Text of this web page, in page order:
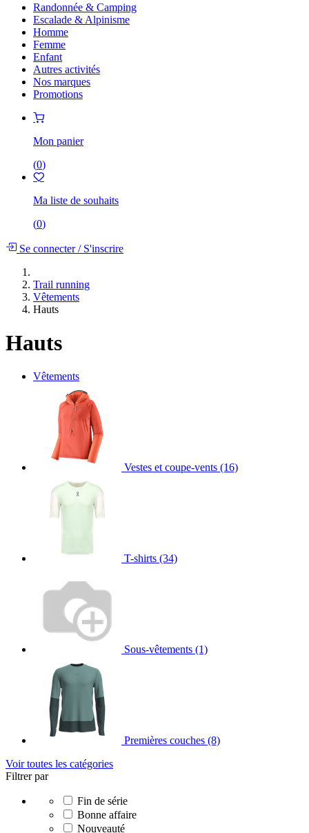
Randonnée & Camping
Escalade & Alpinisme
Homme
Femme
Enfant
Autres activités
Nos marques
Promotions
Mon panier
(0)
Ma liste de souhaits
(0)
Se connecter/S'inscrire
Trail running
Vêtements
Hauts
Hauts
Vêtements
Vestes et coupe-vents (16)
T-shirts (34)
Sous-vêtements (1)
Premières couches (8)
Voir toutes les catégories
Filtrer par
Fin de série
Bonne affaire
Nouveauté